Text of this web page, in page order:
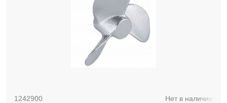
1242900 Нет в наличии